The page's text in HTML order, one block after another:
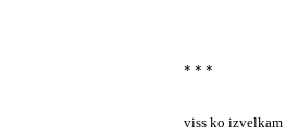
* * *
viss ko izvelkam